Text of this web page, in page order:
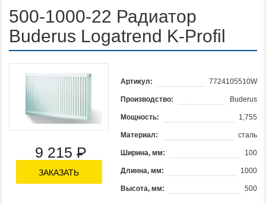
500-1000-22 Радиатор
Buderus Logatrend K-Profil
9 215 Р
ЗАКАЗАТЬ
Артикул: 7724105510W
Производство: Buderus
Мощность: 1,755
Материал: сталь
Ширина, мм: 100
Длинна, мм: 1000
Высота, мм: 500